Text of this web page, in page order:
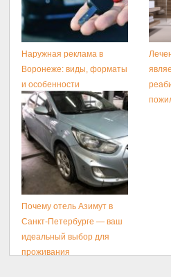
Наружная реклама в
Воронеже: виды, форматы
и особенности
размещения
Почему отель Азимут в
Санкт-Петербурге — ваш
идеальный выбор для
проживания